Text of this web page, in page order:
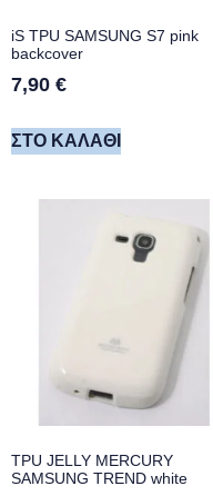
iS TPU SAMSUNG S7 pink
backcover
7,90 €
ΣΤΟ ΚΑΛΆΘΙ
TPU JELLY MERCURY
SAMSUNG TREND white